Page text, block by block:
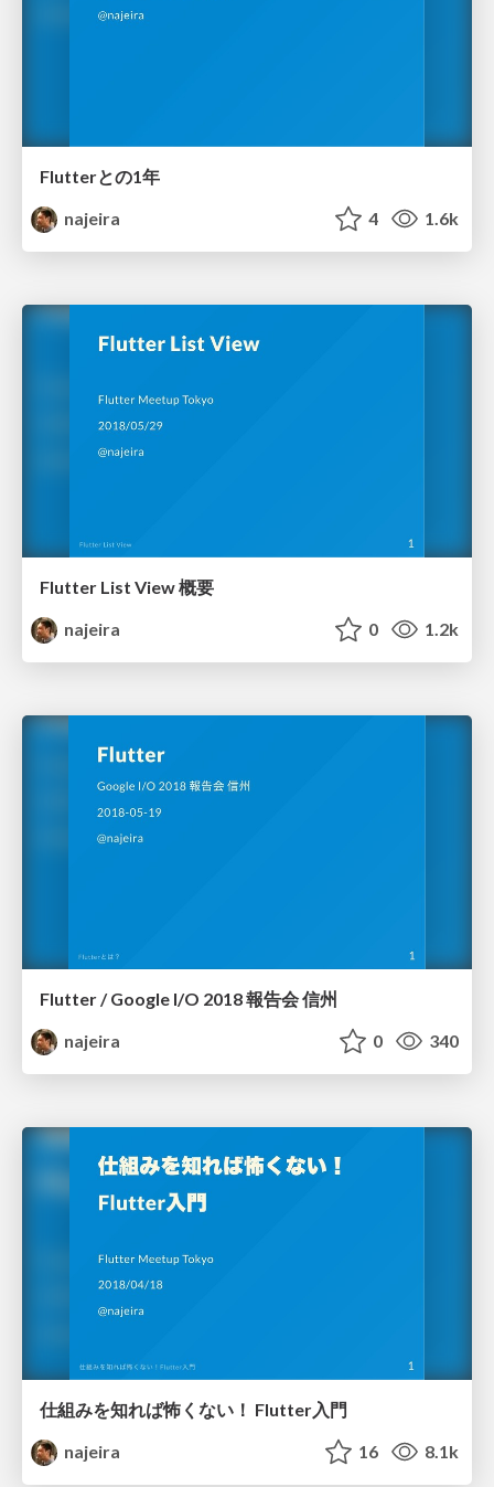
Flutterとの1年
najeira
4 1.6k
Flutter List View 概要
najeira
0 1.2k
Flutter / Google I/O 2018 報告会 信州
najeira
0 340
仕組みを知れば怖くない！ Flutter入門
najeira
16 8.1k